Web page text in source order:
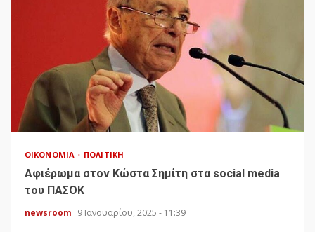
ΟΙΚΟΝΟΜΊΑ ΠΟΛΙΤΙΚΉ
Αφιέρωμα στον Κώστα Σημίτη στα social media
του ΠΑΣΟΚ
newsroom 9 Ιανουαρίου, 2025 - 11:39